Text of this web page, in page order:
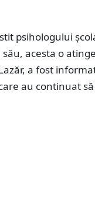
psihologului
acesta o
a fost
au continuat